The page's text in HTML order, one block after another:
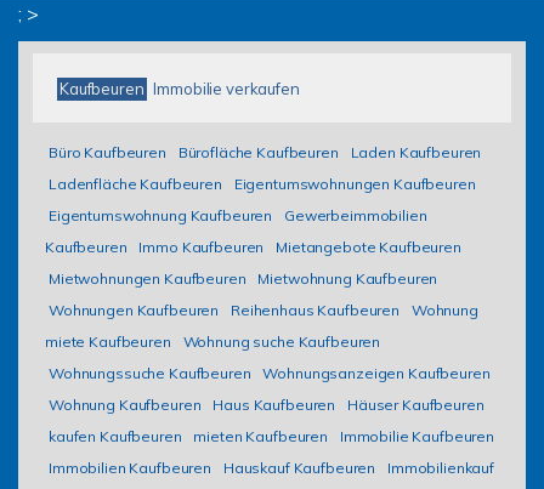
; >
Kaufbeuren Immobilie verkaufen
Büro Kaufbeuren Bürofläche Kaufbeuren
Laden Kaufbeuren
Ladenfläche Kaufbeuren
Eigentumswohnungen Kaufbeuren
Eigentumswohnung Kaufbeuren
Gewerbeimmobilien
Kaufbeuren
Immo Kaufbeuren
Mietangebote Kaufbeuren
Mietwohnungen Kaufbeuren
Mietwohnung Kaufbeuren
Wohnungen Kaufbeuren
Reihenhaus Kaufbeuren
Wohnung
miete Kaufbeuren
Wohnung suche Kaufbeuren
Wohnungssuche Kaufbeuren
Wohnungsanzeigen Kaufbeuren
Wohnung Kaufbeuren
Haus Kaufbeuren
Häuser Kaufbeuren
kaufen Kaufbeuren
mieten Kaufbeuren
Immobilie Kaufbeuren
Immobilien Kaufbeuren
Hauskauf Kaufbeuren
Immobilienkauf